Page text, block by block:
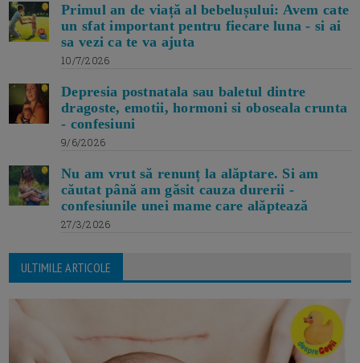
Primul an de viață al bebelușului: Avem cate
un sfat important pentru fiecare luna - si ai
sa vezi ca te va ajuta
10/7/2026
Depresia postnatala sau baletul dintre
dragoste, emotii, hormoni si oboseala crunta
- confesiuni
9/6/2026
Nu am vrut să renunț la alăptare. Si am
căutat până am găsit cauza durerii -
confesiunile unei mame care alăptează
27/3/2026
ULTIMILE ARTICOLE